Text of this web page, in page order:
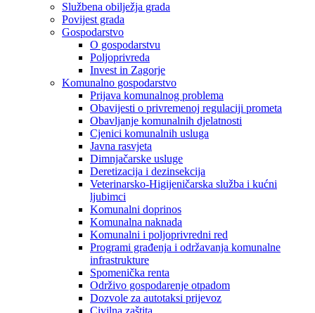
Službena obilježja grada
Povijest grada
Gospodarstvo
O gospodarstvu
Poljoprivreda
Invest in Zagorje
Komunalno gospodarstvo
Prijava komunalnog problema
Obavijesti o privremenoj regulaciji prometa
Obavljanje komunalnih djelatnosti
Cjenici komunalnih usluga
Javna rasvjeta
Dimnjačarske usluge
Deretizacija i dezinsekcija
Veterinarsko-Higijeničarska služba i kućni
ljubimci
Komunalni doprinos
Komunalna naknada
Komunalni i poljoprivredni red
Programi građenja i održavanja komunalne
infrastrukture
Spomenička renta
Održivo gospodarenje otpadom
Dozvole za autotaksi prijevoz
Civilna zaštita